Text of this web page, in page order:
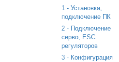
1 - Установка,
подключение ПК
2 - Подключение
серво, ESC
регуляторов
3 - Конфигурация